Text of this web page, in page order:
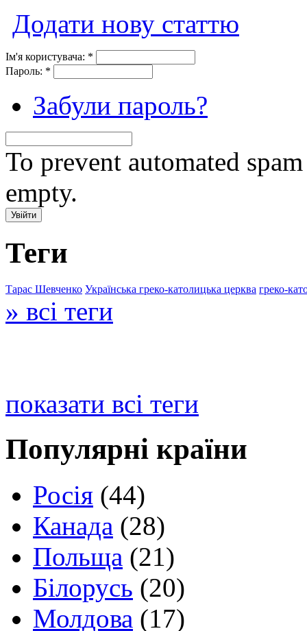
Додати нову статтю
Ім'я користувача: *
Пароль: *
Забули пароль?
To prevent automated
empty.
Теги
Тарас Шевченко Українська греко-католицька церква греко-
» всі теги
показати всі теги
Популярні країни
Росія (44)
Канада (28)
Польща (21)
Білорусь (20)
Молдова (17)